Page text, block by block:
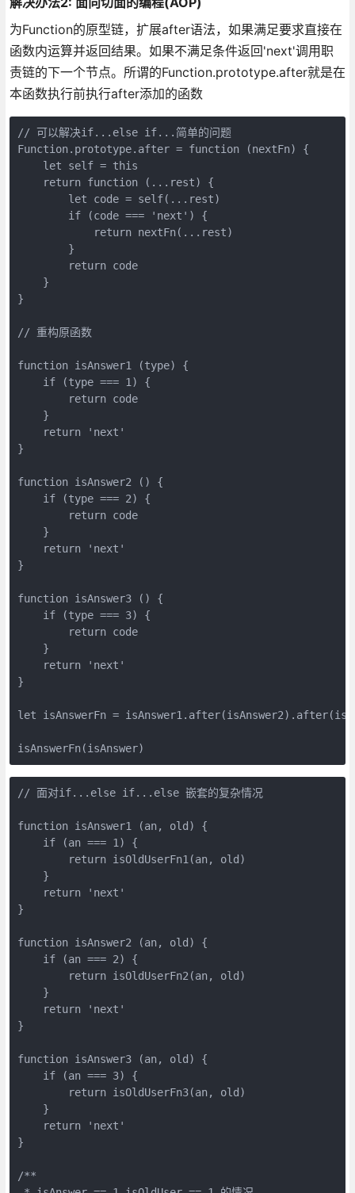
为Function的原型链，扩展after语法，如果满足要求直接在
函数内运算并返回结果。如果不满足条件返回'next'调用职
责链的下一个节点。所谓的Function.prototype.after就是在
本函数执行前执行after添加的函数
// 可以解决if...else if...简单的问题
Function.prototype.after = function (nextFn) {
    let self = this
    return function (...rest) {
        let code = self(...rest)
        if (code === 'next') {
            return nextFn(...rest)
        }
        return code
    }
}
// 重构原函数
function isAnswer1 (type) {
    if (type === 1) {
        return code
    }
    return 'next'
}
function isAnswer2 () {
    if (type === 2) {
        return code
    }
    return 'next'
}
function isAnswer3 () {
    if (type === 3) {
        return code
    }
    return 'next'
}
let isAnswerFn =
isAnswerFn(isAnswer)
// 面对if...else if...else 嵌套的复杂情况
function isAnswer1 (an, old) {
    if (an === 1) {
        return isOldUserFn1(an, old)
    }
    return 'next'
}
function isAnswer2 (an, old) {
    if (an === 2) {
        return isOldUserFn2(an, old)
    }
    return 'next'
}
function isAnswer3 (an, old) {
    if (an === 3) {
        return isOldUserFn3(an, old)
    }
    return 'next'
}
/**